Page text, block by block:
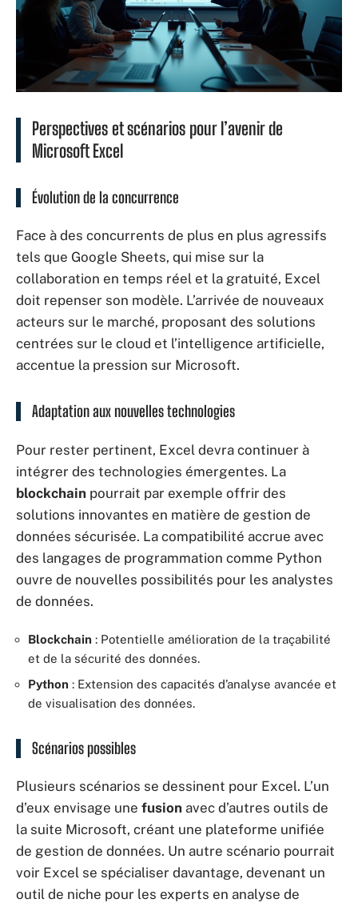
Perspectives et scénarios pour l’avenir de
Microsoft Excel
Évolution de la concurrence
Face à des concurrents de plus en plus agressifs
tels que Google Sheets, qui mise sur la
collaboration en temps réel et la gratuité, Excel
doit repenser son modèle. L’arrivée de nouveaux
acteurs sur le marché, proposant des solutions
centrées sur le cloud et l’intelligence artificielle,
accentue la pression sur Microsoft.
Adaptation aux nouvelles technologies
Pour rester pertinent, Excel devra continuer à
intégrer des technologies émergentes. La
blockchain pourrait par exemple offrir des
solutions innovantes en matière de gestion de
données sécurisée. La compatibilité accrue avec
des langages de programmation comme Python
ouvre de nouvelles possibilités pour les analystes
de données.
Blockchain : Potentielle amélioration de la traçabilité
et de la sécurité des données.
Python : Extension des capacités d’analyse avancée et
de visualisation des données.
Scénarios possibles
Plusieurs scénarios se dessinent pour Excel. L’un
d’eux envisage une fusion avec d’autres outils de
la suite Microsoft, créant une plateforme unifiée
de gestion de données. Un autre scénario pourrait
voir Excel se spécialiser davantage, devenant un
outil de niche pour les experts en analyse de